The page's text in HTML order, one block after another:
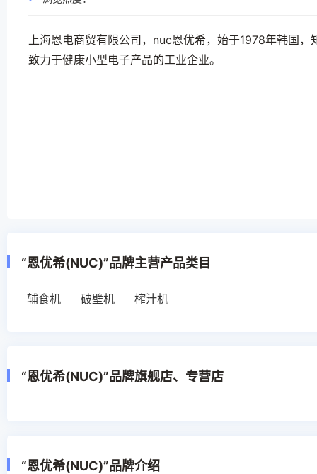
上海恩电商贸有限公司，nuc恩优希，始于1978年韩国
致力于健康小型电子产品的工业企业。
“恩优希(NUC)”品牌主营产品类目
辅食机 破壁机 榨汁机
“恩优希(NUC)”品牌旗舰店、专营店
“恩优希(NUC)”品牌介绍